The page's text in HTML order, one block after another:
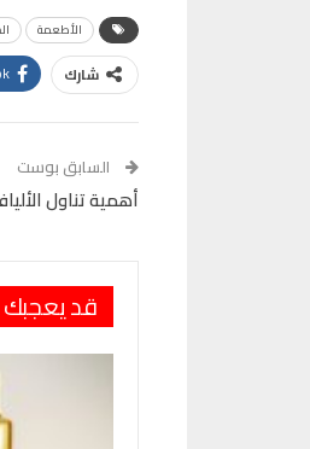
الأطعمة
شارك
السابق بوست
أهمية تناول
قد يعجبك